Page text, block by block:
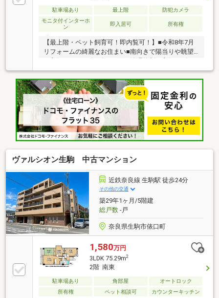
駐車場あり 最上階
防犯カメラ
モニタ付インターホ
ン
即入居可 所有権
【最上階・ペット飼育可！即内覧可！】■令和8年7月
リフォームの綺麗なお住まい■南向きで陽当りや眺望
グコミュニティ
ヴァルシオン生駒 中古マンション
近鉄奈良線 生駒駅 徒歩24分
その他の交通
築29年1ヶ月/5階建
総戸数-戸
奈良県生駒市俵口町
1,580万円
3LDK 75.29m2
2階 南東
駐車場あり 角部屋
オートロック
所有権
ペット相談可 カウンターキッチン